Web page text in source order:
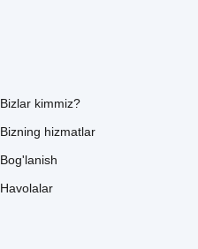
Bizlar kimmiz?
Bizning hizmatlar
Bog'lanish
Havolalar